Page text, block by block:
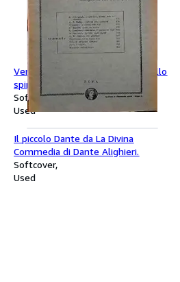
Verso la luce, rassegna di vita dello
spirito. 27 numeri.
Softcover
Used
Il piccolo Dante da La Divina
Commedia di Dante Alighieri.
Softcover
Used